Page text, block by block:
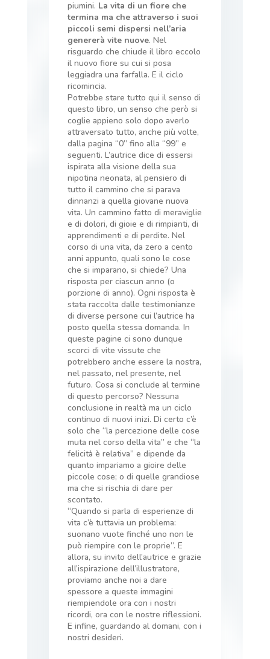
piumini. La vita di un fiore che
termina ma che attraverso i suoi
piccoli semi dispersi nell’aria
genererà vite nuove. Nel
risguardo che chiude il libro eccolo
il nuovo fiore su cui si posa
leggiadra una farfalla. E il ciclo
ricomincia.
Potrebbe stare tutto qui il senso di
questo libro, un senso che però si
coglie appieno solo dopo averlo
attraversato tutto, anche più volte,
dalla pagina “0” fino alla “99” e
seguenti. L’autrice dice di essersi
ispirata alla visione della sua
nipotina neonata, al pensiero di
tutto il cammino che si parava
dinnanzi a quella giovane nuova
vita. Un cammino fatto di meraviglie
e di dolori, di gioie e di rimpianti, di
apprendimenti e di perdite. Nel
corso di una vita, da zero a cento
anni appunto, quali sono le cose
che si imparano, si chiede? Una
risposta per ciascun anno (o
porzione di anno). Ogni risposta è
stata raccolta dalle testimonianze
di diverse persone cui l’autrice ha
posto quella stessa domanda. In
queste pagine ci sono dunque
scorci di vite vissute che
potrebbero anche essere la nostra,
nel passato, nel presente, nel
futuro. Cosa si conclude al termine
di questo percorso? Nessuna
conclusione in realtà ma un ciclo
continuo di nuovi inizi. Di certo c’è
solo che “la percezione delle cose
muta nel corso della vita” e che “la
felicità è relativa” e dipende da
quanto impariamo a gioire delle
piccole cose; o di quelle grandiose
ma che si rischia di dare per
scontato.
“Quando si parla di esperienze di
vita c’è tuttavia un problema:
suonano vuote finché uno non le
può riempire con le proprie”. E
allora, su invito dell’autrice e grazie
all’ispirazione dell’illustratore,
proviamo anche noi a dare
spessore a queste immagini
riempiendole ora con i nostri
ricordi, ora con le nostre riflessioni.
E infine, guardando al domani, con i
nostri desideri.